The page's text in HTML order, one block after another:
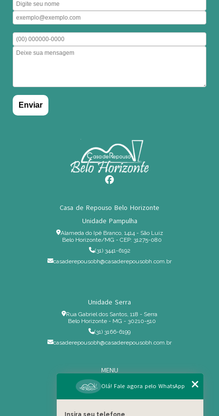
Casa de Repouso Belo Horizonte
Unidade Pampulha
Alameda do Ipê Branco, 1414 - São Luiz
Belo Horizonte/MG - CEP: 31275-080
(31) 3441-6192
casaderepousobh@casaderepousobh.com.br
Unidade Serra
Rua Gabriel dos Santos, 118 - Serra
Belo Horizonte - MG - 30210-510
(31) 3166-6199
casaderepousobh@casaderepousobh.com.br
MENU
Home
Institucional
Olá! Fale agora pelo WhatsApp
Insira seu telefone